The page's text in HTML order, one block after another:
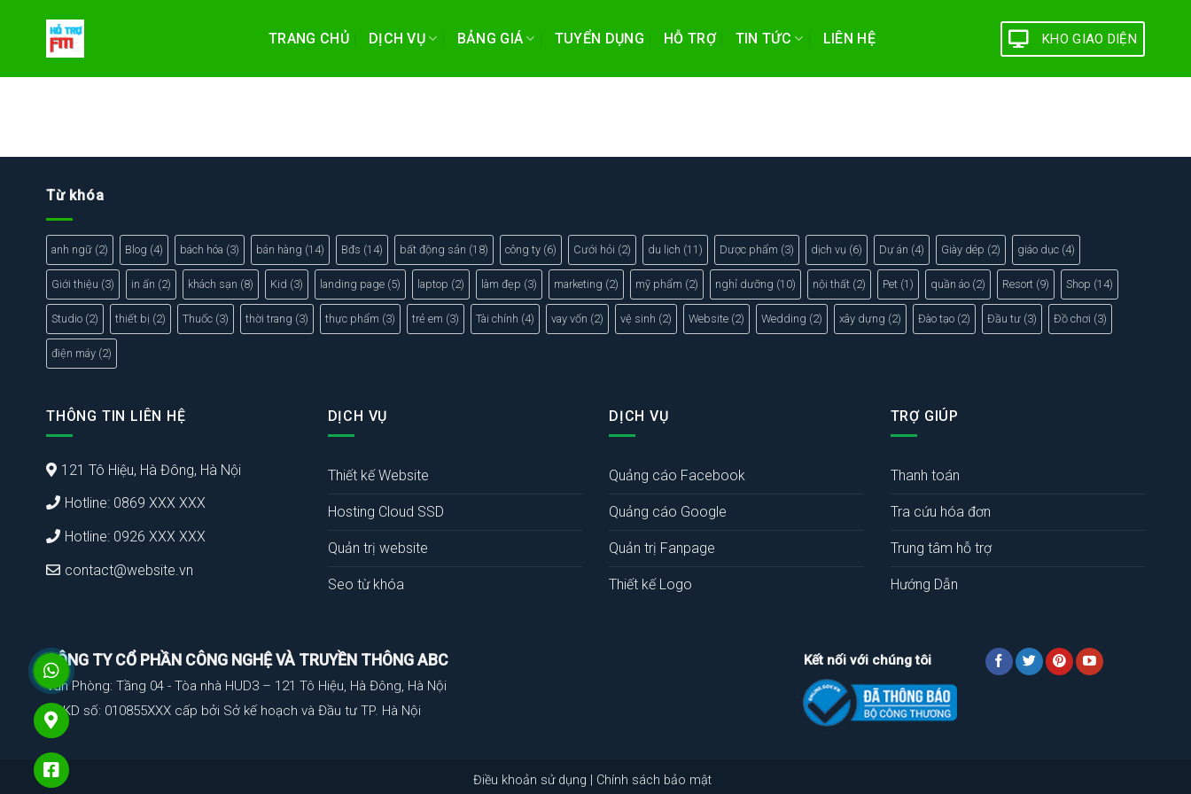
content
TRANG CHỦ DỊCH VỤ BẢNG GIÁ TUYỂN DỤNG HỖ TRỢ TIN TỨC LIÊN HỆ KHO GIAO DIỆN
Từ khóa
anh ngữ (2) Blog (4) bách hóa (3) bán hàng (14) Bđs (14) bất động sản (18) công ty (6) Cưới hỏi (2) du lịch (11) Dược phẩm (3) dịch vụ (6) Dự án (4) Giày dép (2) giáo dục (4)
Giới thiệu (3) in ấn (2) khách sạn (8) Kid (3) landing page (5) laptop (2) làm đẹp (3) marketing (2) mỹ phẩm (2) nghỉ dưỡng (10) nội thất (2) Pet (1) quần áo (2) Resort (9) Shop (14)
Studio (2) thiết bị (2) Thuốc (3) thời trang (3) thực phẩm (3) trẻ em (3) Tài chính (4) vay vốn (2) vệ sinh (2) Website (2) Wedding (2) xây dựng (2) Đào tạo (2) Đầu tư (3) Đồ chơi (3)
điện máy (2)
THÔNG TIN LIÊN HỆ
121 Tô Hiệu, Hà Đông, Hà Nội
Hotline: 0869 XXX XXX
Hotline: 0926 XXX XXX
contact@website.vn
DỊCH VỤ
Thiết kế Website
Hosting Cloud SSD
Quản trị website
Seo từ khóa
DỊCH VỤ
Quảng cáo Facebook
Quảng cáo Google
Quản trị Fanpage
Thiết kế Logo
TRỢ GIÚP
Thanh toán
Tra cứu hóa đơn
Trung tâm hỗ trợ
Hướng Dẫn
CÔNG TY CỔ PHẦN CÔNG NGHỆ VÀ TRUYỀN THÔNG ABC
Văn Phòng: Tầng 04 - Tòa nhà HUD3 – 121 Tô Hiệu, Hà Đông, Hà Nội
GPKD số: 010855XXX cấp bởi Sở kế hoạch và Đầu tư TP. Hà Nội
Kết nối với chúng tôi
Điều khoản sử dụng Chính sách bảo mật